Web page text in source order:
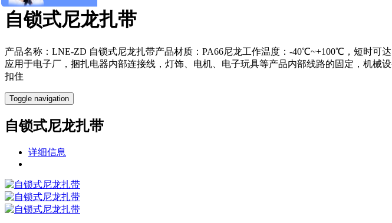
自锁式尼龙扎带
产品名称：LNE-ZD 自锁式尼龙扎带产品材质：PA66尼龙工作温度：-40℃~+100℃，短时可
应用于电子厂，捆扎电器内部连接线，灯饰、电机、电子玩具等产品内部线路的固定，机
扣住
Toggle navigation
自锁式尼龙扎带
详细信息